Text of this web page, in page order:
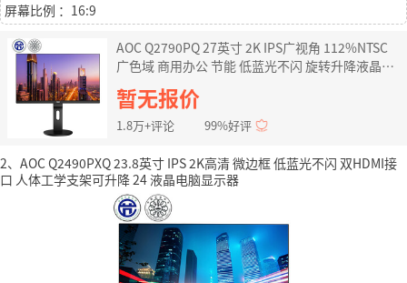
屏幕比例 ：16:9
AOC Q2790PQ 27英寸 2K IPS广视角 112%NTSC
广色域 商用办公 节能 低蓝光不闪 旋转升降液晶显
示器
暂无报价
1.8万+评论 99%好评
2、AOC Q2490PXQ 23.8英寸 IPS 2K高清 微边框 低蓝光不闪 双HDMI接
口 人体工学支架可升降 24 液晶电脑显示器